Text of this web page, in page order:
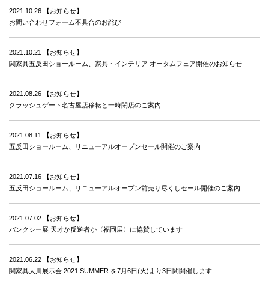
2021.10.26
【お知らせ】
お問い合わせフォーム不具合のお詫び
2021.10.21
【お知らせ】
関家具五反田ショールーム、家具・インテリア オータムフェア開催のお知らせ
2021.08.26
【お知らせ】
クラッシュゲート名古屋店移転と一時閉店のご案内
2021.08.11
【お知らせ】
五反田ショールーム、リニューアルオープンセール開催のご案内
2021.07.16
【お知らせ】
五反田ショールーム、リニューアルオープン前売り尽くしセール開催のご案内
2021.07.02
【お知らせ】
バンクシー展 天才か反逆者か〈福岡展〉に協賛しています
2021.06.22
【お知らせ】
関家具大川展示会 2021 SUMMER を7月6日(火)より3日間開催します